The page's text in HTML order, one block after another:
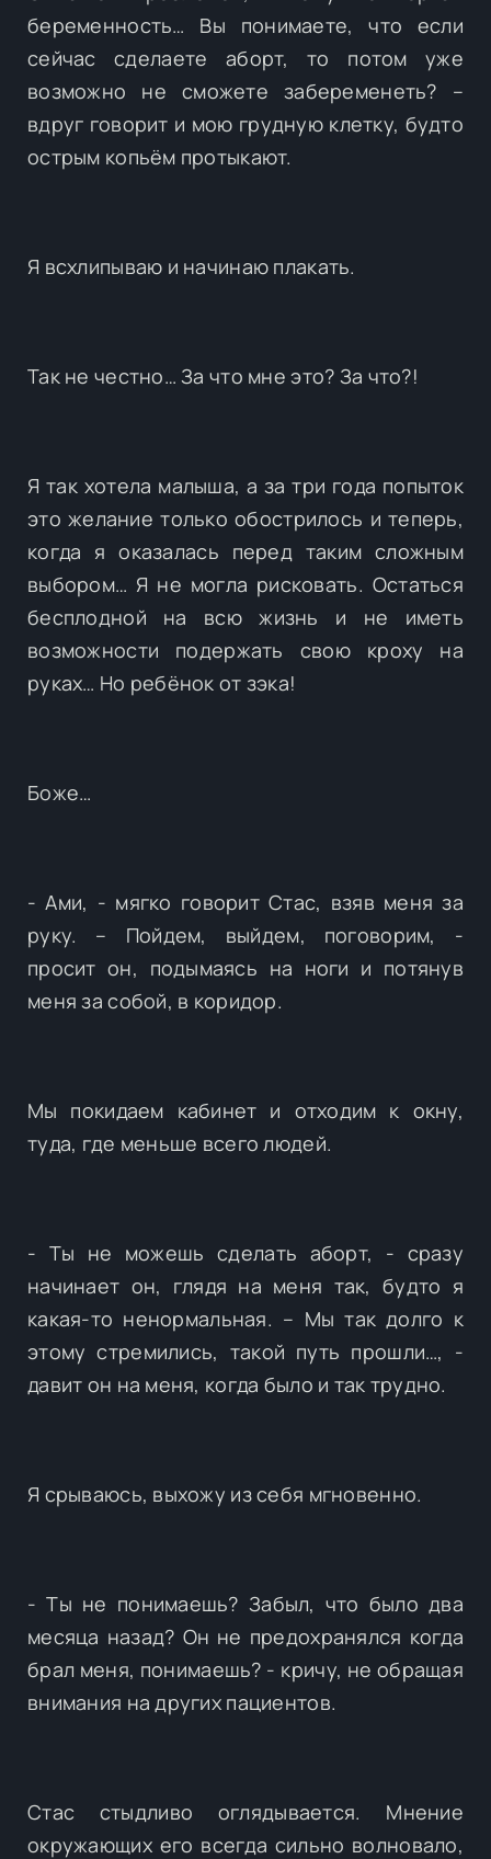
беременность… Вы понимаете, что если
сейчас сделаете аборт, то потом уже
возможно не сможете забеременеть? –
вдруг говорит и мою грудную клетку, будто
острым копьём протыкают.
Я всхлипываю и начинаю плакать.
Так не честно… За что мне это? За что?!
Я так хотела малыша, а за три года попыток
это желание только обострилось и теперь,
когда я оказалась перед таким сложным
выбором… Я не могла рисковать. Остаться
бесплодной на всю жизнь и не иметь
возможности подержать свою кроху на
руках… Но ребёнок от зэка!
Боже…
- Ами, - мягко говорит Стас, взяв меня за
руку. – Пойдем, выйдем, поговорим, -
просит он, подымаясь на ноги и потянув
меня за собой, в коридор.
Мы покидаем кабинет и отходим к окну,
туда, где меньше всего людей.
- Ты не можешь сделать аборт, - сразу
начинает он, глядя на меня так, будто я
какая-то ненормальная. – Мы так долго к
этому стремились, такой путь прошли…, -
давит он на меня, когда было и так трудно.
Я срываюсь, выхожу из себя мгновенно.
- Ты не понимаешь? Забыл, что было два
месяца назад? Он не предохранялся когда
брал меня, понимаешь? - кричу, не обращая
внимания на других пациентов.
Стас стыдливо оглядывается. Мнение
окружающих его всегда сильно волновало,